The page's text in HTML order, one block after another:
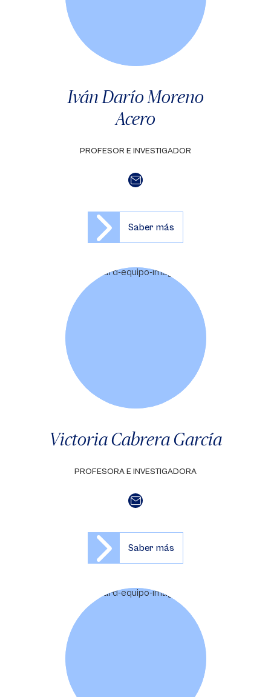
Iván Darío Moreno
Acero
PROFESOR E INVESTIGADOR
Saber más
Victoria Cabrera García
PROFESORA E INVESTIGADORA
Saber más